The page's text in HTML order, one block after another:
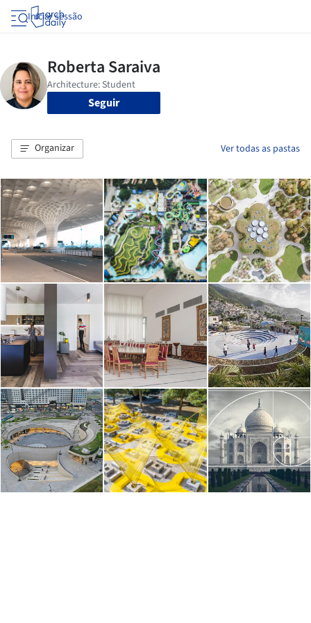
Iniciar sessão
Seguir
Organizar Ver todas as pastas